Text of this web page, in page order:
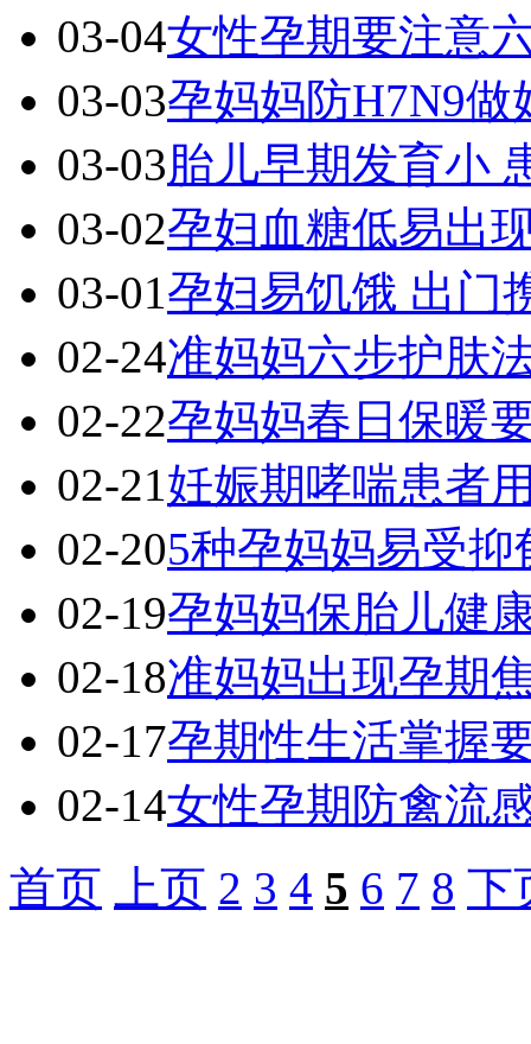
03-04女性孕期要注意
03-03孕妈妈防H7N9做
03-03胎儿早期发育小
03-02孕妇血糖低易出
03-01孕妇易饥饿 出门
02-24准妈妈六步护肤
02-22孕妈妈春日保暖
02-21妊娠期哮喘患者
02-205种孕妈妈易受
02-19孕妈妈保胎儿健
02-18准妈妈出现孕期
02-17孕期性生活掌握
02-14女性孕期防禽流
首页
上页 2 3 4 5 6 7 8 下